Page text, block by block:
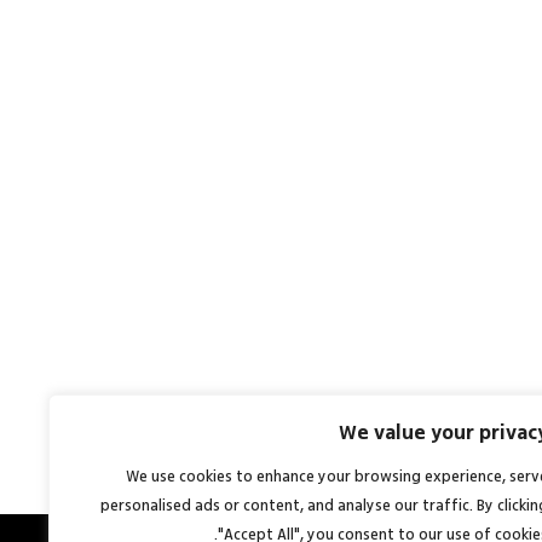
We value your
We use cookies to enhance your browsing experience,
personalised ads or content, and analyse our traffic. By
"Accept All", you consent to our use of